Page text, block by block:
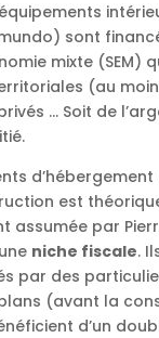
sont
mixte (SEM)
(au
… Soit de
est
assumée par
niche fiscale.
par des
(avant la
d’un